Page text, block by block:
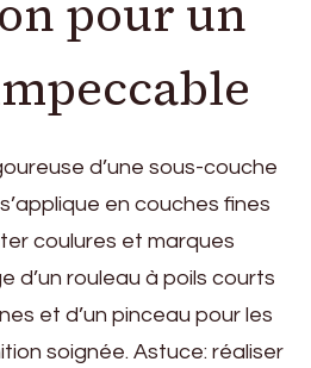
pour un
d’une sous-couche
en couches fines
coulures et marques
d’un rouleau à poils courts
et d’un pinceau pour les
soignée. Astuce: réaliser